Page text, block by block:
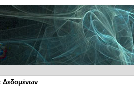
Δεδομένων